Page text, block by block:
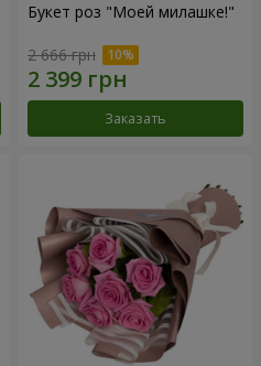
Букет роз "Моей милашке!"
2 666 грн
Заказать